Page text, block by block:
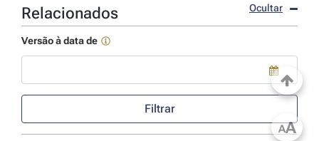
Relacionados Ocultar
Versão à data de
Use a tecla de seta para baixo para abrir o calendário; Use as
Filtrar
AA